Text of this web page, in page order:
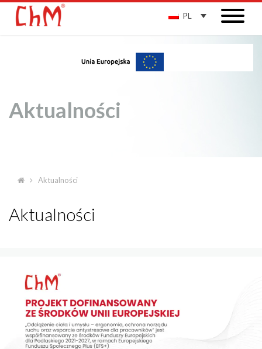
PL
Aktualności
Aktualności
Aktualności